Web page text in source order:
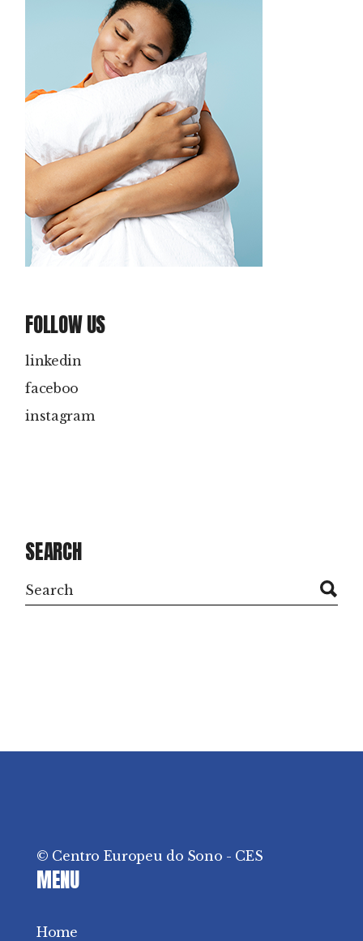
FOLLOW US
linkedin
faceboo
instagram
SEARCH
Search
© Centro Europeu do Sono - CES
MENU
Home